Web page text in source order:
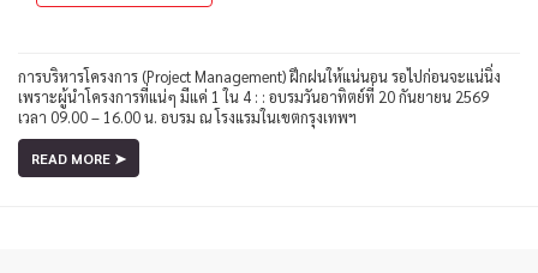
การบริหารโครงการ (Project Management) ฝึกฝนให้แน่นอน รอไปก่อนจะแน่นิ่ง
เพราะผู้นำโครงการที่แน่ๆ มีแค่ 1 ใน 4 : : อบรมวันอาทิตย์ที่ 20 กันยายน 2569
เวลา 09.00 – 16.00 น. อบรม ณ โรงแรมในเขตกรุงเทพฯ
READ MORE ➤